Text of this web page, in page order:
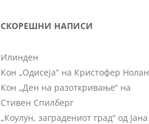
СКОРЕШНИ НАПИСИ
Илинден
Кон „Одисеја“ на Кристофер Нолан
Кон „Ден на разоткривање“ на
Стивен Спилберг
„Коулун, заградениот град“ од Јана